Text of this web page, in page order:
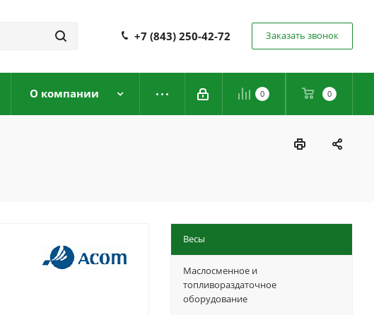
+7 (843) 250-42-72 Заказать звонок
0 0
О компании
Весы
Маслосменное и
топливораздаточное
оборудование